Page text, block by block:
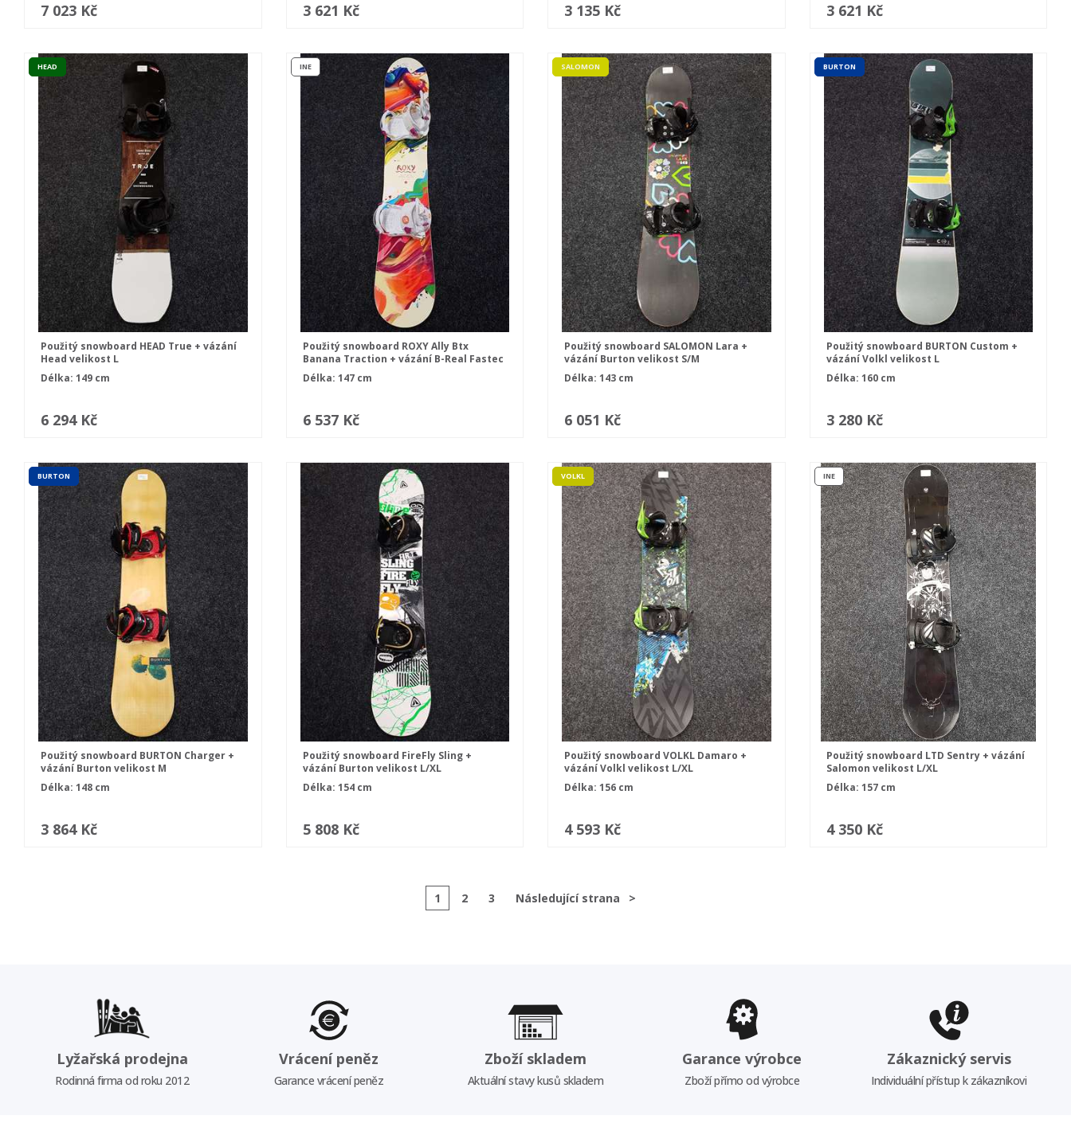
7 023 Kč 3 621 Kč 3 135 Kč 3 621 Kč
HEAD
Použitý snowboard HEAD True + vázání
Head velikost L
Délka: 149 cm
6 294 Kč
INE
Použitý snowboard ROXY Ally Btx
Banana Traction + vázání B-Real Fastec
velikost S
Délka: 147 cm
6 537 Kč
SALOMON
Použitý snowboard SALOMON Lara +
vázání Burton velikost S/M
Délka: 143 cm
6 051 Kč
BURTON
Použitý snowboard BURTON Custom +
vázání Volkl velikost L
Délka: 160 cm
3 280 Kč
BURTON
Použitý snowboard BURTON Charger +
vázání Burton velikost M
Délka: 148 cm
3 864 Kč
Použitý snowboard FireFly Sling +
vázání Burton velikost L/XL
Délka: 154 cm
5 808 Kč
VOLKL
Použitý snowboard VOLKL Damaro +
vázání Volkl velikost L/XL
Délka: 156 cm
4 593 Kč
INE
Použitý snowboard LTD Sentry + vázání
Salomon velikost L/XL
Délka: 157 cm
4 350 Kč
1 2 3 Následující strana >
Lyžařská prodejna
Rodinná firma od roku 2012
Vrácení peněz
Garance vrácení peněz
Zboží skladem
Aktuální stavy kusů skladem
Garance výrobce
Zboží přímo od výrobce
Zákaznický servis
Individuální přístup k zákazníkovi